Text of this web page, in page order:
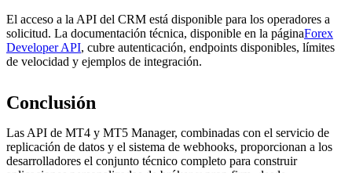
El acceso a la API del CRM está disponible para los operadores a
solicitud. La documentación técnica, disponible en la páginaForex
Developer API, cubre autenticación, endpoints disponibles, límites
de velocidad y ejemplos de integración.
Conclusión
Las API de MT4 y MT5 Manager, combinadas con el servicio de
replicación de datos y el sistema de webhooks, proporcionan a los
desarrolladores el conjunto técnico completo para construir